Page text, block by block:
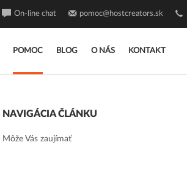
POMOC BLOG O NÁS KONTAKT
On-line chat pomoc@hostcreators.sk
NAVIGÁCIA ČLÁNKU
Môže Vás zaujímať